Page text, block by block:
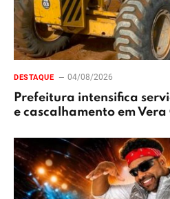
DESTAQUE 04/08/2026
Prefeitura intensifica
e cascalhamento em Vera